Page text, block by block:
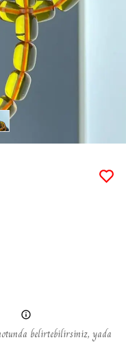
belirtebilirsiniz, yada